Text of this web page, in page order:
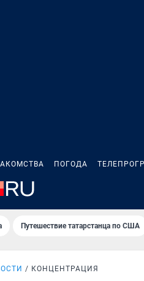
ПОГОДА
Путешествие татарстанца по США
КОНЦЕНТРАЦИЯ